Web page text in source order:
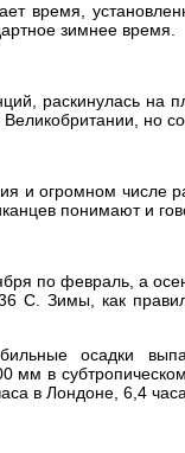
время,
зимнее время.
раскинулась
но
и огромном числе
понимают и
по февраль, а
С. Зимы, как
осадки
мм в
в Лондоне, 6,4